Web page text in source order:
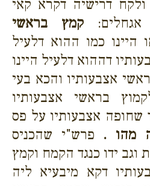
דרישיה דקרא קאי
קמץ בראשי
היינו כמו ההוא דלעיל
דההוא דלעיל היינו
אצבעותיו והכא בעי
בראשי אצבעותיו
שחופה אצבעותיו על פס
מהו . פרש"י שהכניס
וגב ידו כנגד הקמח וקמץ
דקא מיבעיא ליה